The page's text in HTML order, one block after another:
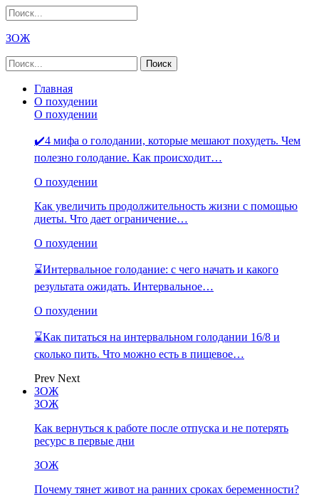
ЗОЖ
Главная
О похудении
О похудении
✔️4 мифа о голодании, которые мешают похудеть. Чем
полезно голодание. Как происходит…
О похудении
Как увеличить продолжительность жизни с помощью
диеты. Что дает ограничение…
О похудении
⌛Интервальное голодание: с чего начать и какого
результата ожидать. Интервальное…
О похудении
⌛Как питаться на интервальном голодании 16/8 и
сколько пить. Что можно есть в пищевое…
Prev Next
ЗОЖ
ЗОЖ
Как вернуться к работе после отпуска и не потерять
ресурс в первые дни
ЗОЖ
Почему тянет живот на ранних сроках беременности?